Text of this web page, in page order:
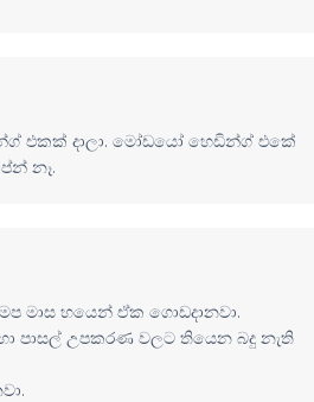
එකක් දාලා. මෝඩයෝ හෙඩින්ග් එකේ
නෑ.
මාස හයෙන් ඒක ගොඩදානවා.
පාසල් උපකරණ වලට තියෙන බදු නැති